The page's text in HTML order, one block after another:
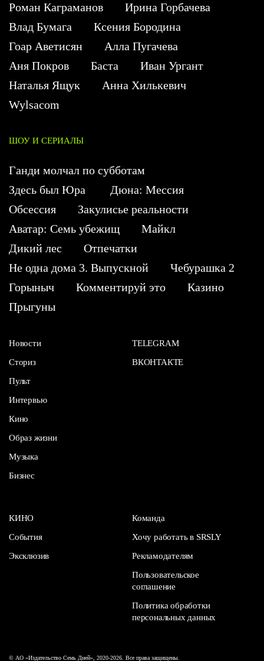
Роман Каграманов
Ирина Горбачева
Влад Бумага
Ксения Бородина
Гоар Аветисян
Алла Пугачева
Аня Покров
Баста
Иван Ургант
Наталья Ящук
Анна Хилькевич
Wylsacom
ШОУ И СЕРИАЛЫ
Ганди молчал по субботам
Здесь был Юра
Дюна: Мессия
Обсессия
Закулисье реальности
Аватар: Семь убежищ
Майкл
Дикий лес
Отпечатки
Не одна дома 3. Выпускной
Чебурашка 2
Горыныч
Комментируй это
Казино
Прыгуны
Новости
Сториз
Пульт
Интервью
Кино
Образ жизни
Музыка
Бизнес
TELEGRAM
ВКОНТАКТЕ
КИНО
События
Эксклюзив
Команда
Хочу работать в SRSLY
Рекламодателям
Пользовательское
соглашение
Политика обработки
персональных данных
© АО «Издательство Семь Дней», 2020-2026. Все права защищены.